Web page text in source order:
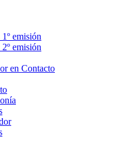
emisión
emisión
en Contacto